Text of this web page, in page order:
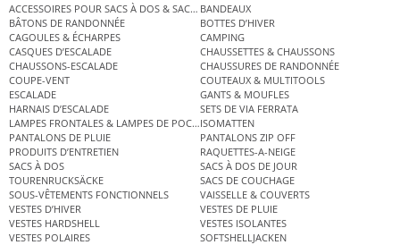
ACCESSOIRES POUR SACS À DOS & SACS ÉTANCHES
BANDEAUX
BÂTONS DE RANDONNÉE
BOTTES D’HIVER
CAGOULES & ÉCHARPES
CAMPING
CASQUES D’ESCALADE
CHAUSSETTES & CHAUSSONS
CHAUSSONS-ESCALADE
CHAUSSURES DE RANDONNÉE
COUPE-VENT
COUTEAUX & MULTITOOLS
ESCALADE
GANTS & MOUFLES
HARNAIS D’ESCALADE
SETS DE VIA FERRATA
LAMPES FRONTALES & LAMPES DE POCHEISOMATTEN
PANTALONS DE PLUIE
PANTALONS ZIP OFF
PRODUITS D’ENTRETIEN
RAQUETTES-A-NEIGE
SACS À DOS
SACS À DOS DE JOUR
TOURENRUCKSÄCKE
SACS DE COUCHAGE
SOUS-VÊTEMENTS FONCTIONNELS
VAISSELLE & COUVERTS
VESTES D’HIVER
VESTES DE PLUIE
VESTES HARDSHELL
VESTES ISOLANTES
VESTES POLAIRES
SOFTSHELLJACKEN